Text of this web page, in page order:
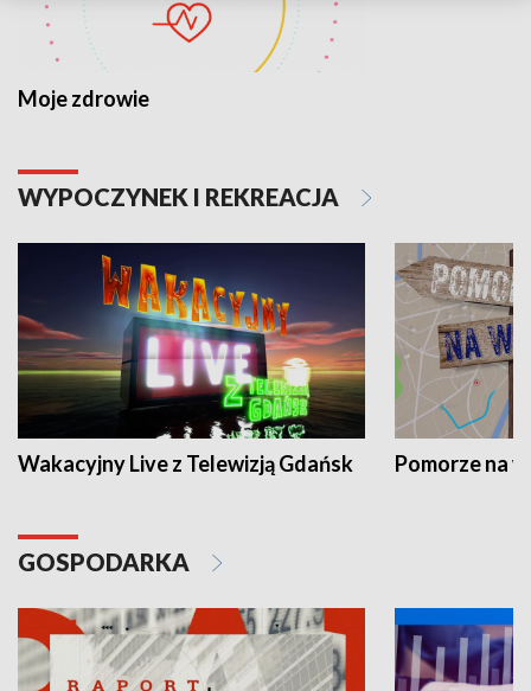
Moje zdrowie
WYPOCZYNEK I REKREACJA
Wakacyjny Live z Telewizją Gdańsk Pomorze na
GOSPODARKA